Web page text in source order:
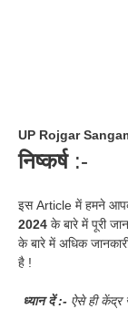
UP Rojgar
निष्कर्ष:-
इस Article में हमने
2024 के बारे में पूरी
के बारे में अधिक
है !
ध्यान दें :- ऐसे ही केंद्र